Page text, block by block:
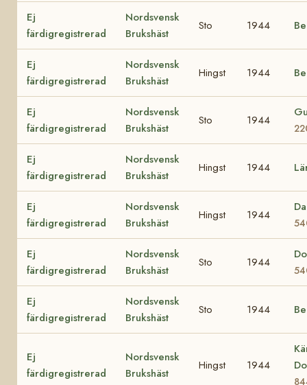
Ej
färdigregistrerad
Nordsvensk
Brukshäst
Sto 1944
Ej
färdigregistrerad
Nordsvensk
Brukshäst
Hingst 1944
Ej
färdigregistrerad
Nordsvensk
Brukshäst
Sto 1944
Ej
färdigregistrerad
Nordsvensk
Brukshäst
Hingst 1944
Ej
färdigregistrerad
Nordsvensk
Brukshäst
Hingst 1944
Ej
färdigregistrerad
Nordsvensk
Brukshäst
Sto 1944
Ej
färdigregistrerad
Nordsvensk
Brukshäst
Sto 1944
Ej
färdigregistrerad
Nordsvensk
Brukshäst
Hingst 1944